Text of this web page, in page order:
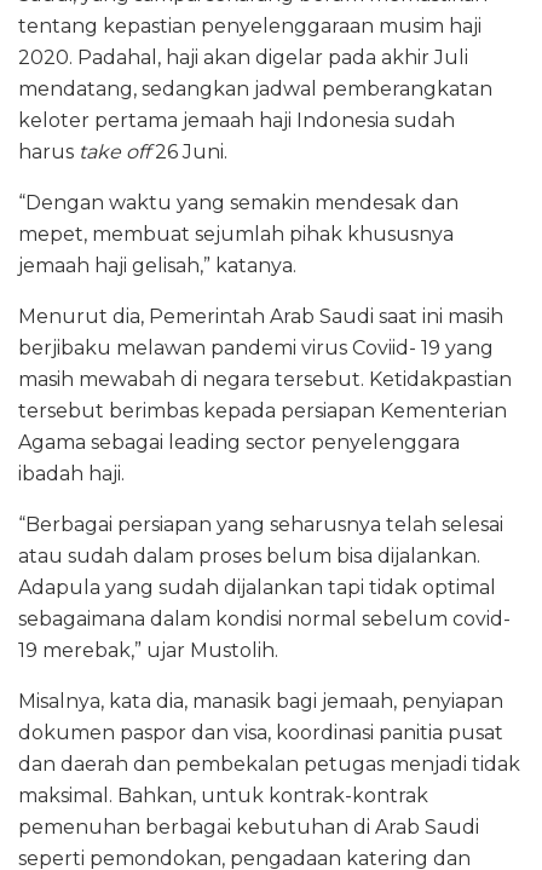
tentang kepastian penyelenggaraan musim haji
2020. Padahal, haji akan digelar pada akhir Juli
mendatang, sedangkan jadwal pemberangkatan
keloter pertama jemaah haji Indonesia sudah
harus take off26 Juni.
“Dengan waktu yang semakin mendesak dan
mepet, membuat sejumlah pihak khususnya
jemaah haji gelisah,” katanya.
Menurut dia, Pemerintah Arab Saudi saat ini masih
berjibaku melawan pandemi virus Coviid- 19 yang
masih mewabah di negara tersebut. Ketidakpastian
tersebut berimbas kepada persiapan Kementerian
Agama sebagai leading sector penyelenggara
ibadah haji.
“Berbagai persiapan yang seharusnya telah selesai
atau sudah dalam proses belum bisa dijalankan.
Adapula yang sudah dijalankan tapi tidak optimal
sebagaimana dalam kondisi normal sebelum covid-
19 merebak,” ujar Mustolih.
Misalnya, kata dia, manasik bagi jemaah, penyiapan
dokumen paspor dan visa, koordinasi panitia pusat
dan daerah dan pembekalan petugas menjadi tidak
maksimal. Bahkan, untuk kontrak-kontrak
pemenuhan berbagai kebutuhan di Arab Saudi
seperti pemondokan, pengadaan katering dan